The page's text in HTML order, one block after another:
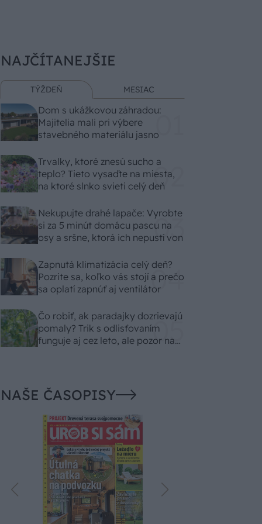
NAJČÍTANEJŠIE
TÝŽDEŇ MESIAC
Dom s ukážkovou záhradou:
Majitelia mali pri výbere
stavebného materiálu jasno
Trvalky, ktoré znesú sucho a
teplo? Tieto vysaďte na miesta,
na ktoré slnko svieti celý deň
Nekupujte drahé lapače: Vyrobte
si za 5 minút domácu pascu na
osy a sršne, ktorá ich nepustí von
Zapnutá klimatizácia celý deň?
Pozrite sa, koľko vás stojí a prečo
sa oplatí zapnúť aj ventilátor
Čo robiť, ak paradajky dozrievajú
pomaly? Trik s odlisťovaním
funguje aj cez leto, ale pozor na
NAŠE ČASOPISY